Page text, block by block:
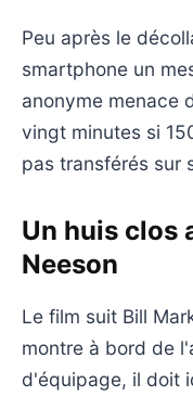
Peu après le
smartphone un
anonyme menace
vingt minutes si
pas transférés sur
Un huis clos
Neeson
Le film suit Bill
montre à bord de
d'équipage, il doit